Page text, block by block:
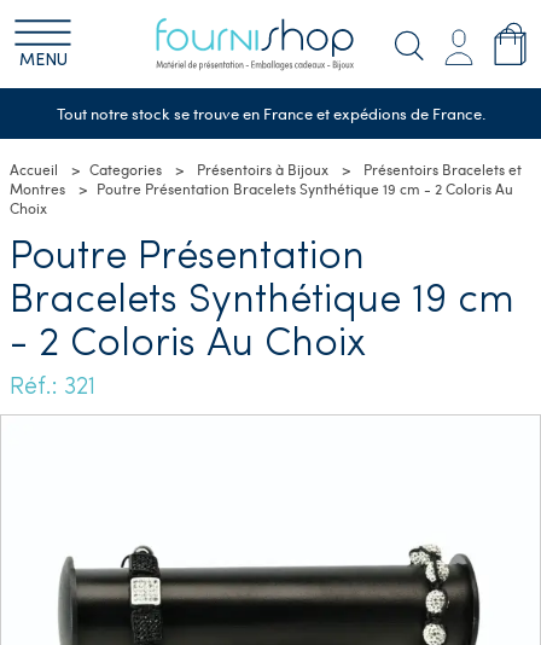
MENU
Tout notre stock se trouve en France et expédions de France.
Accueil Categories Présentoirs à Bijoux
Présentoirs Bracelets et
Montres
Poutre Présentation Bracelets Synthétique 19 cm - 2 Coloris Au
Choix
Poutre Présentation
Bracelets Synthétique 19 cm
- 2 Coloris Au Choix
Réf.: 321